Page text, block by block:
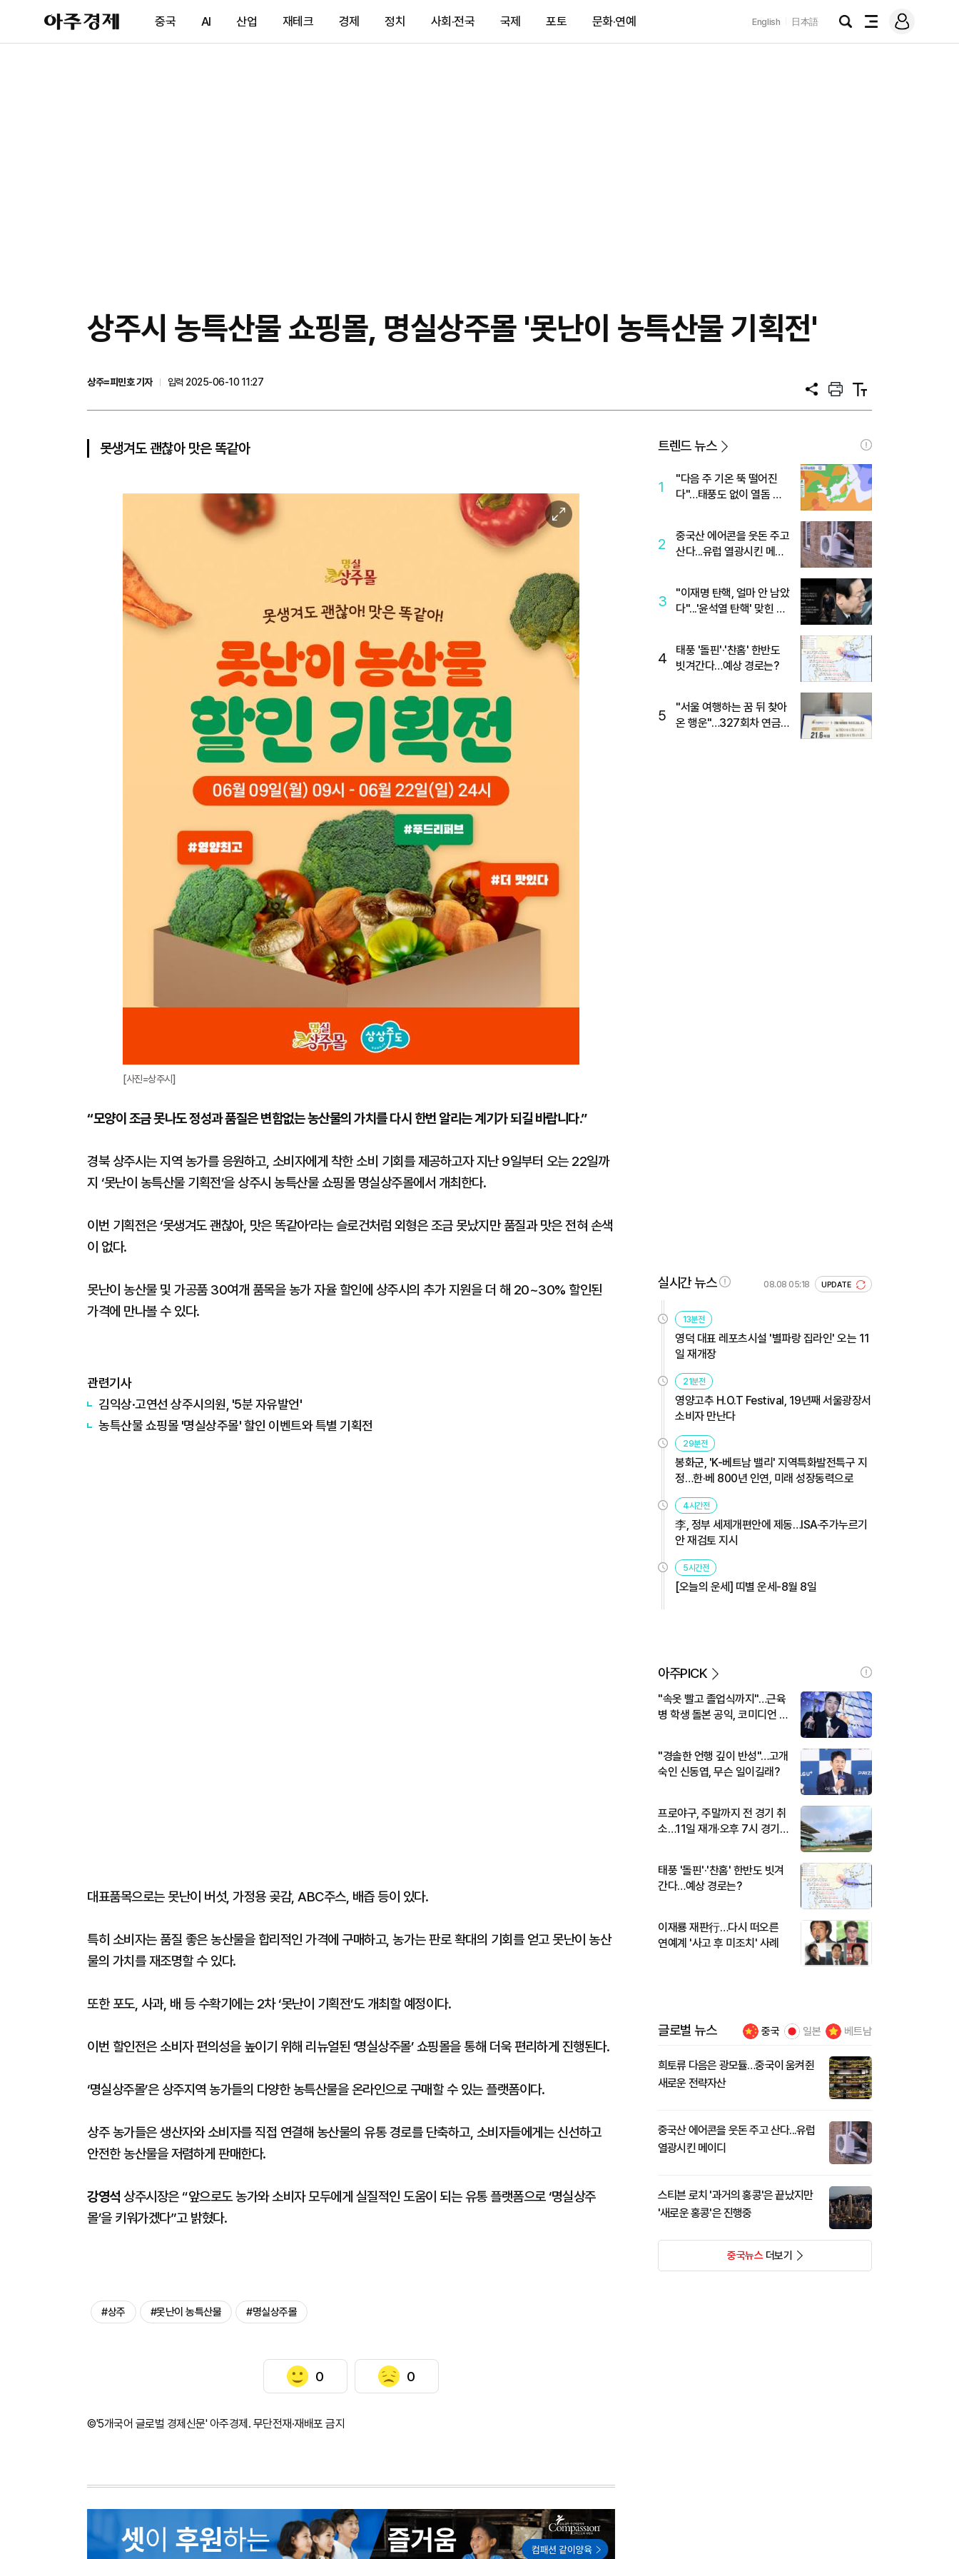
아
주
제
중국 AI 산업 재테크 경제 정치 사회·전국 국제 포토 문화·연예 English 日本語
검
전
메
그
상주시 농특산물 쇼핑몰, 명실상주몰 '못난이 농특산물 기획전'
상주=피민호 기자
입력 2025-06-10 11:27
공
프
트
텍
트
못생겨도 괜찮아 맛은 똑같아
이
미
확
대
[사진=상주시]
“모양이 조금 못나도 정성과 품질은 변함없는 농산물의 가치를 다시 한번 알리는 계기가 되길 바랍니다.”
경북 상주시는 지역 농가를 응원하고, 소비자에게 착한 소비 기회를 제공하고자 지난 9일부터 오는 22일까
지 ‘못난이 농특산물 기획전’을 상주시 농특산물 쇼핑몰 명실상주몰에서 개최한다.
이번 기획전은 ‘못생겨도 괜찮아, 맛은 똑같아’라는 슬로건처럼 외형은 조금 못났지만 품질과 맛은 전혀 손색
이 없다.
못난이 농산물 및 가공품 30여개 품목을 농가 자율 할인에 상주시의 추가 지원을 더 해 20~30% 할인된
가격에 만나볼 수 있다.
관련기사
김익상·고연선 상주시의원, '5분 자유발언'
농특산물 쇼핑몰 '명실상주몰' 할인 이벤트와 특별 기획전
대표품목으로는 못난이 버섯, 가정용 곶감, ABC주스, 배즙 등이 있다.
특히 소비자는 품질 좋은 농산물을 합리적인 가격에 구매하고, 농가는 판로 확대의 기회를 얻고 못난이 농산
물의 가치를 재조명할 수 있다.
또한 포도, 사과, 배 등 수확기에는 2차 ‘못난이 기획전’도 개최할 예정이다.
이번 할인전은 소비자 편의성을 높이기 위해 리뉴얼된 ‘명실상주몰’ 쇼핑몰을 통해 더욱 편리하게 진행된다.
‘명실상주몰’은 상주지역 농가들의 다양한 농특산물을 온라인으로 구매할 수 있는 플랫폼이다.
상주 농가들은 생산자와 소비자를 직접 연결해 농산물의 유통 경로를 단축하고, 소비자들에게는 신선하고
안전한 농산물을 저렴하게 판매한다.
강영석 상주시장은 “앞으로도 농가와 소비자 모두에게 실질적인 도움이 되는 유통 플랫폼으로 ‘명실상주
몰’을 키워가겠다”고 밝혔다.
#상주 #못난이 농특산물 #명실상주몰
0 0
©'5개국어 글로벌 경제신문' 아주경제. 무단전재·재배포 금지
트렌드 뉴스
1
"다음 주 기온 뚝 떨어진
다"…태풍도 없이 열돔 박
2
중국산 에어콘을 웃돈 주고
산다...유럽 열광시킨 메이
3
"이재명 탄핵, 얼마 안 남았
다"...'윤석열 탄핵' 맞힌 무
4
태풍 '돌핀'·'찬홈' 한반도
빗겨간다…예상 경로는?
5
"서울 여행하는 꿈 뒤 찾아
온 행운"…327회차 연금
실시간 뉴스 08.08 05:18 UPDATE
13분전
영덕 대표 레포츠시설 '별파랑 집라인' 오는 11
일 재개장
21분전
영양고추 H.O.T Festival, 19년째 서울광장서
소비자 만난다
29분전
봉화군, 'K-베트남 밸리' 지역특화발전특구 지
정…한·베 800년 인연, 미래 성장동력으로
4시간전
李, 정부 세제개편안에 제동…ISA·주가누르기
안 재검토 지시
5시간전
[오늘의 운세] 띠별 운세-8월 8일
아주PICK
"속옷 빨고 졸업식까지"…근육
병 학생 돌본 공익, 코미디언 김
"경솔한 언행 깊이 반성"…고개
숙인 신동엽, 무슨 일이길래?
프로야구, 주말까지 전 경기 취
소…11일 재개·오후 7시 경기
태풍 '돌핀'·'찬홈' 한반도 빗겨
간다…예상 경로는?
이재룡 재판行…다시 떠오른
연예계 '사고 후 미조치' 사례
글로벌 뉴스 중국 일본 베트남
희토류 다음은 광모듈…중국이 움켜쥔
새로운 전략자산
중국산 에어콘을 웃돈 주고 산다...유럽
열광시킨 메이디
스티븐 로치 '과거의 홍콩'은 끝났지만
'새로운 홍콩'은 진행중
중국뉴스더보기